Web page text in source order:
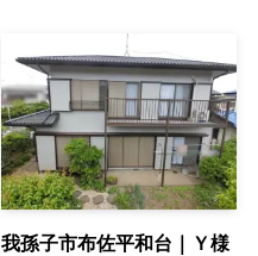
我孫子市布佐平和台｜Ｙ様